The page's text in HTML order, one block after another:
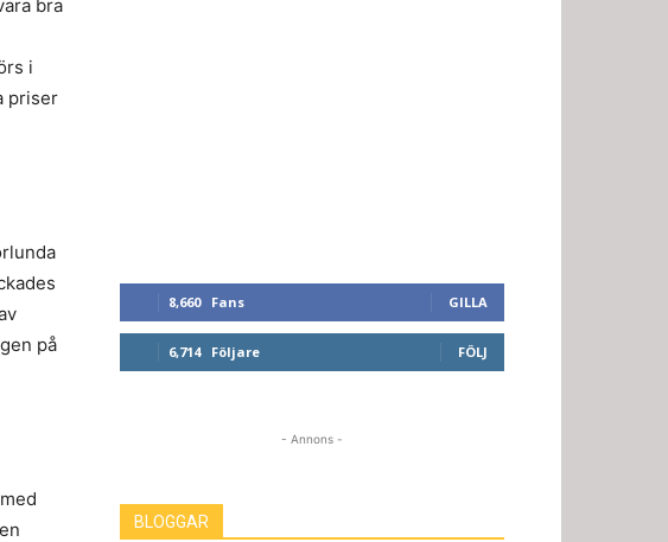
bra
i
priser
på
8,660 Fans GILLA
6,714 Följare FÖLJ
- Annons -
BLOGGAR